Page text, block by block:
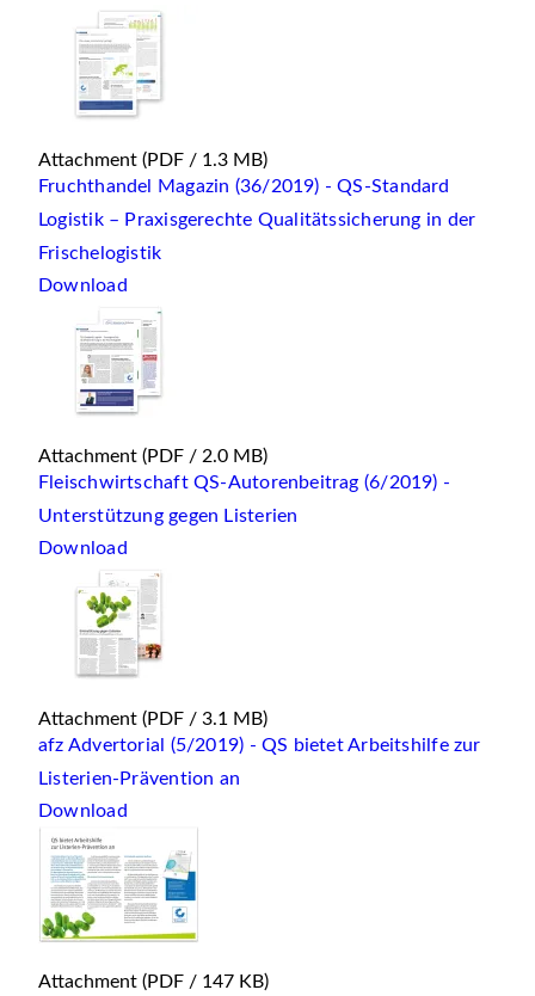
Attachment (PDF / 1.3 MB)
Fruchthandel Magazin (36/2019) - QS-Standard
Logistik – Praxisgerechte Qualitätssicherung in der
Frischelogistik
Download
Attachment (PDF / 2.0 MB)
Fleischwirtschaft QS-Autorenbeitrag (6/2019) -
Unterstützung gegen Listerien
Download
Attachment (PDF / 3.1 MB)
afz Advertorial (5/2019) - QS bietet Arbeitshilfe zur
Listerien-Prävention an
Download
Attachment (PDF / 147 KB)